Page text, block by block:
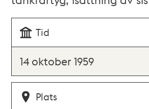
Tid
14 oktober 1959
Plats